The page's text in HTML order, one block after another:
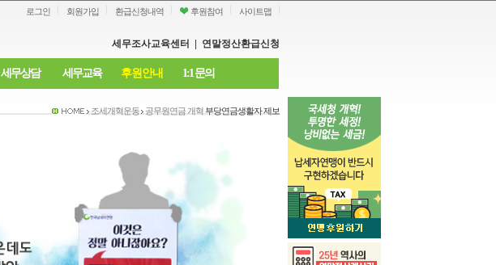
로그인 회원가입 환급신청내역 후원참여 사이트맵
세무조사교육센터 연말정산환급신청
세무상담 세무교육 후원안내 1:1 문의
조세개혁운동 공무원연금 개혁부당연금생활자 제보